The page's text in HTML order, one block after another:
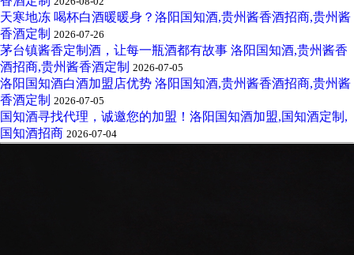
天寒地冻 喝杯白酒暖暖身？洛阳国知酒,贵州酱香酒招商,贵州酱
香酒定制 2026-07-26
茅台镇酱香定制酒，让每一瓶酒都有故事 洛阳国知酒,贵州酱香
酒招商,贵州酱香酒定制 2026-07-05
洛阳国知酒白酒加盟店优势 洛阳国知酒,贵州酱香酒招商,贵州酱
香酒定制 2026-07-05
国知酒寻找代理，诚邀您的加盟！洛阳国知酒加盟,国知酒定制,
国知酒招商 2026-07-04